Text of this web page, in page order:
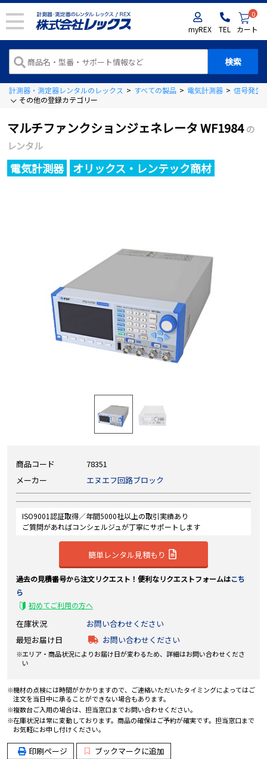
myREX TEL
0
カート
計測器・測定器レンタルのレックス > すべての製品 > 電気計測器 > 信号発生
その他の登録カテゴリー
マルチファンクションジェネレータ WF1984 の
レンタル
電気計測器 オリックス・レンテック商材
商品コード
78351
メーカー
エヌエフ回路ブロック
ISO9001認証取得／年間5000社以上の取引実績あり
ご質問があればコンシェルジュが丁寧にサポートします
簡単レンタル見積もり
過去の見積番号から注文リクエスト！便利なリクエストフォームはこち
ら
初めてご利用の方へ
在庫状況
お問い合わせください
最短お届け日
お問い合わせください
エリア・商品状況によりお届け日が変わるため、詳細はお問い合わせくださ
い
機材の点検には時間がかかりますので、ご連絡いただいたタイミングによってはご
注文を当日中に承ることができない場合もあります。
複数台ご入用の場合は、担当窓口までお問い合わせください。
在庫状況は常に変動しております。商品の確保はご予約が確実です。担当窓口まで
お気軽にお申し付けください。
印刷ページ ブックマークに追加